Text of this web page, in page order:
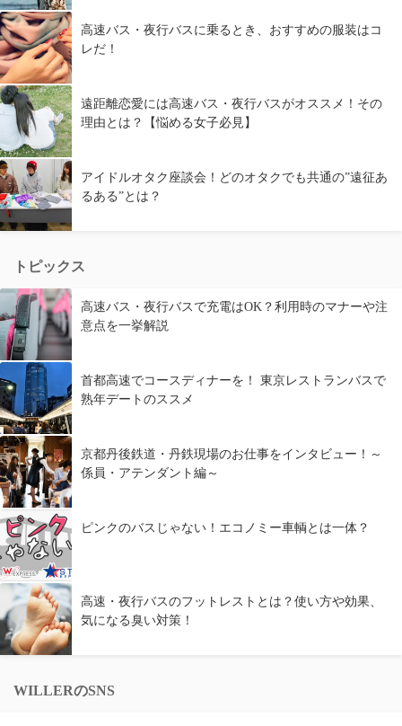
高速バス・夜行バスに乗るとき、おすすめの服装はコ
レだ！
遠距離恋愛には高速バス・夜行バスがオススメ！その
理由とは？【悩める女子必見】
アイドルオタク座談会！どのオタクでも共通の”遠征あ
るある”とは？
トピックス
高速バス・夜行バスで充電はOK？利用時のマナーや注
意点を一挙解説
首都高速でコースディナーを！ 東京レストランバスで
熟年デートのススメ
京都丹後鉄道・丹鉄現場のお仕事をインタビュー！～
係員・アテンダント編～
ピンクのバスじゃない！エコノミー車輌とは一体？
高速・夜行バスのフットレストとは？使い方や効果、
気になる臭い対策！
WILLERのSNS